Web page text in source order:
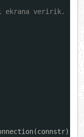
ekrana veririk.